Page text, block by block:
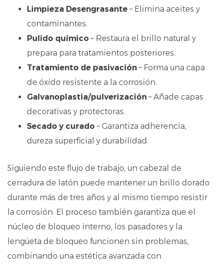
Limpieza Desengrasante – Elimina aceites y
contaminantes.
Pulido químico – Restaura el brillo natural y
prepara para tratamientos posteriores.
Tratamiento de pasivación – Forma una capa
de óxido resistente a la corrosión.
Galvanoplastia/pulverización – Añade capas
decorativas y protectoras.
Secado y curado – Garantiza adherencia,
dureza superficial y durabilidad.
Siguiendo este flujo de trabajo, un cabezal de
cerradura de latón puede mantener un brillo dorado
durante más de tres años y al mismo tiempo resistir
la corrosión. El proceso también garantiza que el
núcleo de bloqueo interno, los pasadores y la
lengüeta de bloqueo funcionen sin problemas,
combinando una estética avanzada con